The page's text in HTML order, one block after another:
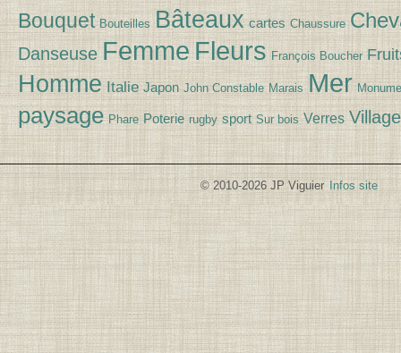
Bouquet Bouteilles Bâteaux cartes Chaussure
Danseuse Femme Fleurs François Boucher
Homme Italie Japon John Constable Marais Mer
paysage Phare Poterie rugby sport Sur bois Verres Village
© 2010-2026 JP Viguier Infos site